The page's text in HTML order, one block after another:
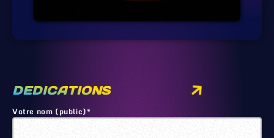
DEDICATIONS
Votre nom (public)*